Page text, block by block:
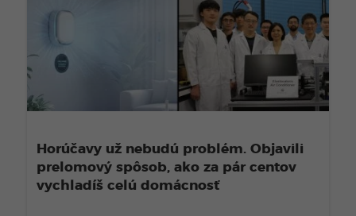
Horúčavy už nebudú problém. Objavili
prelomový spôsob, ako za pár centov
vychladíš celú domácnosť